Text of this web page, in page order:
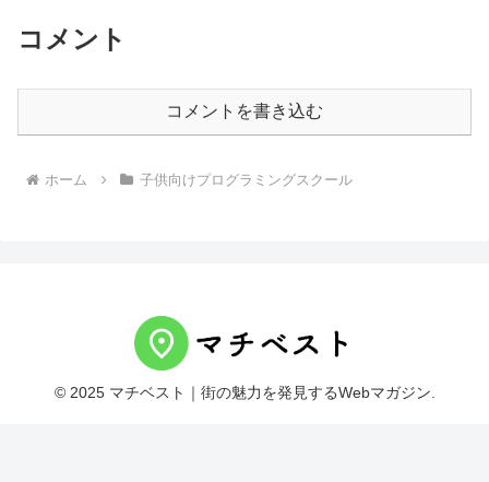
コメント
コメントを書き込む
ホーム 子供向けプログラミングスクール
© 2025 マチベスト｜街の魅力を発見するWebマガジン.